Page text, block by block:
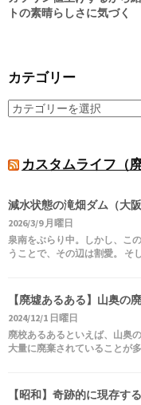
トの素晴らしさに気づく
カテゴリー
カスタムライフ（
減水状態の滝畑ダム（大
2026/3/9 月曜日
泉南をぶらり中。しかし、こ
うことで、その辺は割愛。 そ
【廃墟あるある】山奥の
2024/12/1 日曜日
廃校あるあるといえば、山奥
大量に廃棄されていることが
【昭和】奇跡的に現存す